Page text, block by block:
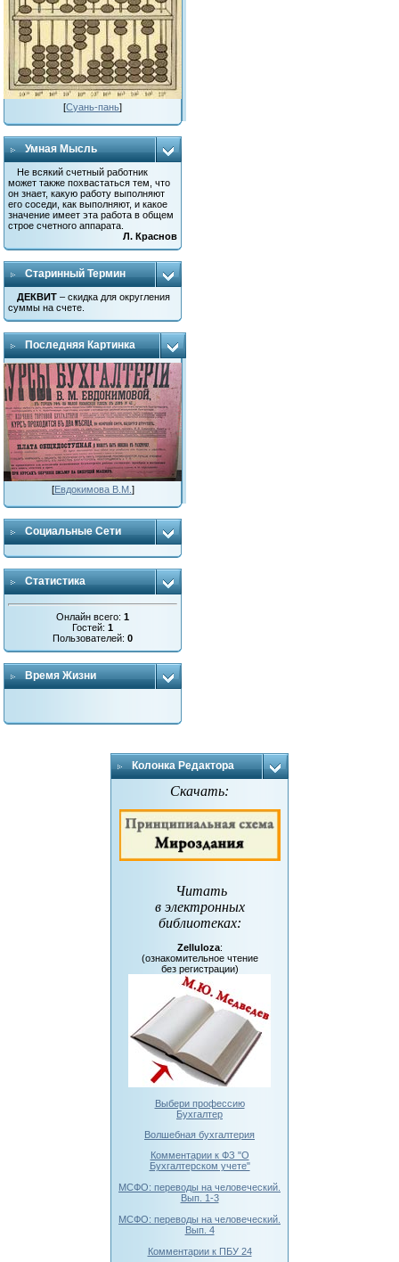
[Суань-пань]
Умная Мысль
Не всякий счетный работник
может также похвастаться тем, что
он знает, какую работу выполняют
его соседи, как выполняют, и какое
значение имеет эта работа в общем
строе счетного аппарата.
Л. Краснов
Старинный Термин
ДЕКВИТ – скидка для округления
суммы на счете.
Последняя Картинка
[Евдокимова В.М. ]
Социальные Сети
Статистика
Онлайн всего:1
Гостей:1
Пользователей:0
Время Жизни
Колонка Редактора
Скачать:
Читать
в электронных
библиотеках:
Zelluloza:
(ознакомительное чтение
без регистрации)
Выбери профессию
Бухгалтер
Волшебная бухгалтерия
Комментарии к ФЗ "О
Бухгалтерском учете"
МСФО: переводы на человеческий.
Вып. 1-3
МСФО: переводы на человеческий.
Вып. 4
Комментарии к ПБУ 24